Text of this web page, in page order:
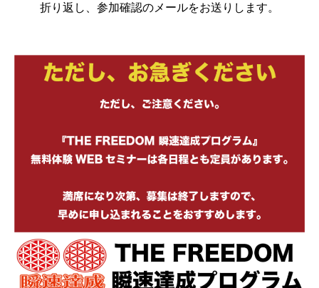
折り返し、参加確認のメールをお送りします。